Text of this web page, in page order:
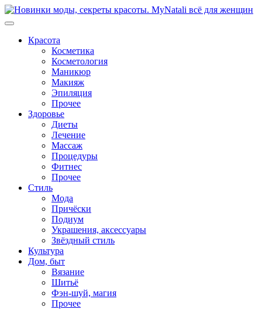
Перейти
к
Красота
Косметика
Косметология
Маникюр
Макияж
Эпиляция
Прочее
Здоровье
Диеты
Лечение
Массаж
Процедуры
Фитнес
Прочее
Стиль
Мода
Причёски
Подиум
Украшения, аксессуары
Звёздный стиль
Культура
Дом, быт
Вязание
Шитьё
Фэн-шуй, магия
Прочее